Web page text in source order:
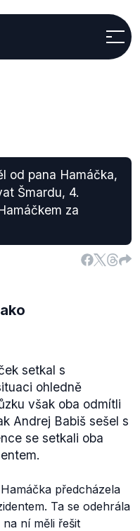
od pana Hamáčka,
Šmardu, 4.
za
setkal s
ohledně
však oba odmítli
Andrej Babiš sešel s
se setkali oba
předcházela
Ta se odehrála
ní měli řešit